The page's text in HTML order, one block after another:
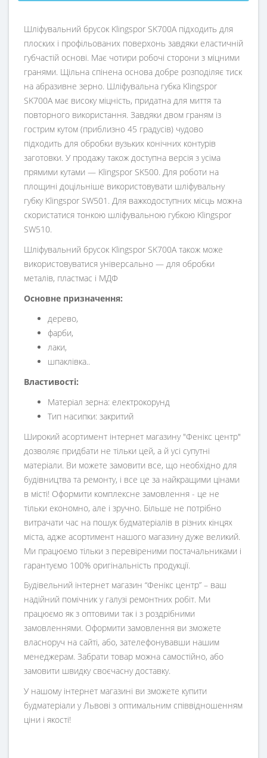
Шліфувальний брусок Klingspor SK700A підходить для
плоских і профільованих поверхонь завдяки еластичній
губчастій основі. Має чотири робочі сторони з міцними
гранями. Щільна спінена основа добре розподіляє тиск
на абразивне зерно. Шліфувальна губка Klingspor
SK700A має високу міцність, придатна для миття та
повторного використання. Завдяки двом граням із
гострим кутом (приблизно 45 градусів) чудово
підходить для обробки вузьких конічних контурів
заготовки. У продажу також доступна версія з усіма
прямими кутами — Klingspor SK500. Для роботи на
площині доцільніше використовувати шліфувальну
губку Klingspor SW501. Для важкодоступних місць можна
скористатися тонкою шліфувальною губкою Klingspor
SW510.
Шліфувальний брусок Klingspor SK700A також може
використовуватися універсально — для обробки
металів, пластмас і МДФ
Основне призначення:
дерево,
фарби,
лаки,
шпаклівка..
Властивості:
Матеріал зерна: електрокорунд
Тип насипки: закритий
Широкий асортимент інтернет магазину "Фенікс центр"
дозволяє придбати не тільки цей, а й усі супутні
матеріали. Ви можете замовити все, що необхідно для
будівництва та ремонту, і все це за найкращими цінами
в місті! Оформити комплексне замовлення - це не
тільки економно, але і зручно. Більше не потрібно
витрачати час на пошук будматеріалів в різних кінцях
міста, адже асортимент нашого магазину дуже великий.
Ми працюємо тільки з перевіреними постачальниками і
гарантуємо 100% оригінальність продукції.
Будівельний інтернет магазин “Фенікс центр” – ваш
надійний помічник у галузі ремонтних робіт. Ми
працюємо як з оптовими так і з роздрібними
замовленнями. Оформити замовлення ви зможете
власноруч на сайті, або, зателефонувавши нашим
менеджерам. Забрати товар можна самостійно, або
замовити швидку своєчасну доставку.
У нашому інтернет магазині ви зможете купити
будматеріали у Львові з оптимальним співвідношенням
ціни і якості!